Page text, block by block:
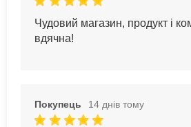
Чудовий магазин, продукт і
вдячна!
Покупець 14 днів тому